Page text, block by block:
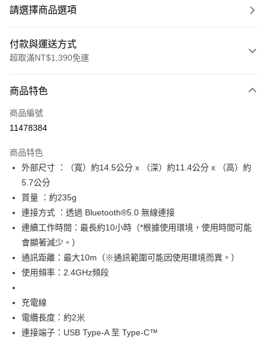
請選擇商品選項
付款與運送方式
超取滿NT$1,390免運
信用卡一次付款
信用卡分期付款
合作金庫商業銀行
華南商業銀行
彰化商業銀行
上海商業儲蓄銀行
國泰世華商業銀行
臺灣中小企業銀行
台中商業銀行
匯豐（台灣）商業銀行
華泰商業銀行
聯邦商業銀行
遠東國際商業銀行
元大商業銀行
玉山商業銀行
星展（台灣）商業銀行
台新國際商業銀行
超商取貨付款
LINE Pay
Apple Pay
悠遊付
全盈+PAY
【大哥付你分期使用說明】
1.本服務由台灣大哥大提供，台灣大哥大用戶可立即使用無須另外申請。
AFTEE先享後付
商品特色
商品編號
11478384
商品特色
外部尺寸 ：（寬）約14.5公分 x （深）約11.4公分 x （高）約
5.7公分
質量 ：約235g
連接方式 ：透過 Bluetooth®5.0 無線連接
連續工作時間：最長約10小時（*根據使用環境，使用時間可能
會顯著減少。）
通訊距離：最大10m（※通訊範圍可能因使用環境而異。）
使用頻率：2.4GHz頻段
充電線
電纜長度：約2米
連接端子：USB Type-A 至 Type-C™